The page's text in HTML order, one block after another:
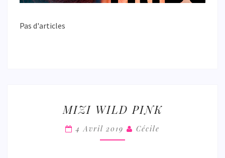
Pas d'articles
WILD
PINK
MIZI WILD PINK
4 Avril 2019 Cécile